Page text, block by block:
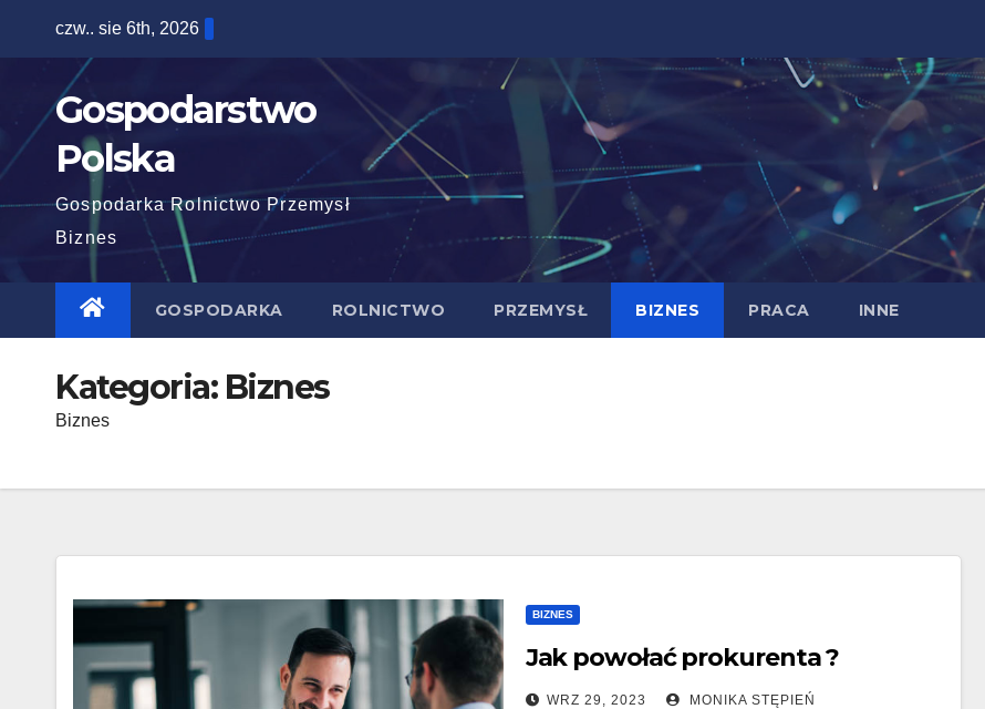
czw.. sie 6th, 2026
Gospodarstwo
Polska
Gospodarka Rolnictwo Przemysł
Biznes
GOSPODARKA ROLNICTWO PRZEMYSŁ BIZNES PRACA INNE
Kategoria: Biznes
Biznes
BIZNES
Jak powołać prokurenta ?
WRZ 29, 2023 MONIKA STĘPIEŃ